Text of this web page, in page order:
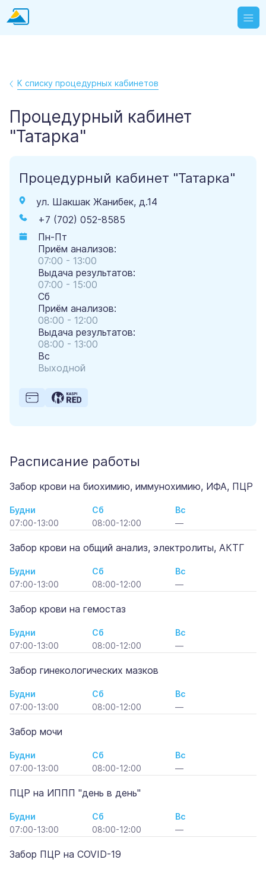
К списку процедурных кабинетов
Процедурный кабинет
"Татарка"
Процедурный кабинет "Татарка"
ул. Шакшак Жанибек, д.14
+7 (702) 052-8585
Пн-Пт
Приём анализов:
07:00 - 13:00
Выдача результатов:
07:00 - 15:00
Сб
Приём анализов:
08:00 - 12:00
Выдача результатов:
08:00 - 13:00
Вс
Выходной
Расписание работы
Забор крови на биохимию, иммунохимию, ИФА, ПЦР
Будни
07:00-13:00
Сб
08:00-12:00
Вс
—
Забор крови на общий анализ, электролиты, АКТГ
Будни
07:00-13:00
Сб
08:00-12:00
Вс
—
Забор крови на гемостаз
Будни
07:00-13:00
Сб
08:00-12:00
Вс
—
Забор гинекологических мазков
Будни
07:00-13:00
Сб
08:00-12:00
Вс
—
Забор мочи
Будни
07:00-13:00
Сб
08:00-12:00
Вс
—
ПЦР на ИППП "день в день"
Будни
07:00-13:00
Сб
08:00-12:00
Вс
—
Забор ПЦР на COVID-19